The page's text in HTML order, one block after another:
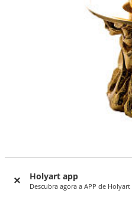
Holyart app
Descubra agora a APP de Holyart
Lamparina de mesa
DISPONÍVEL POR ENCOMENDA